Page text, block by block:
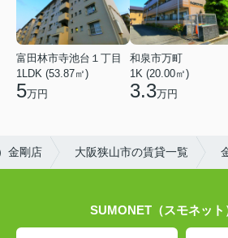
富田林市寺池台１丁目
1LDK (53.87㎡)
5万円
和泉市万町
1K (20.00㎡)
3.3万円
金剛店 大阪狭山市の賃貸一覧
SUMONET（スモネット